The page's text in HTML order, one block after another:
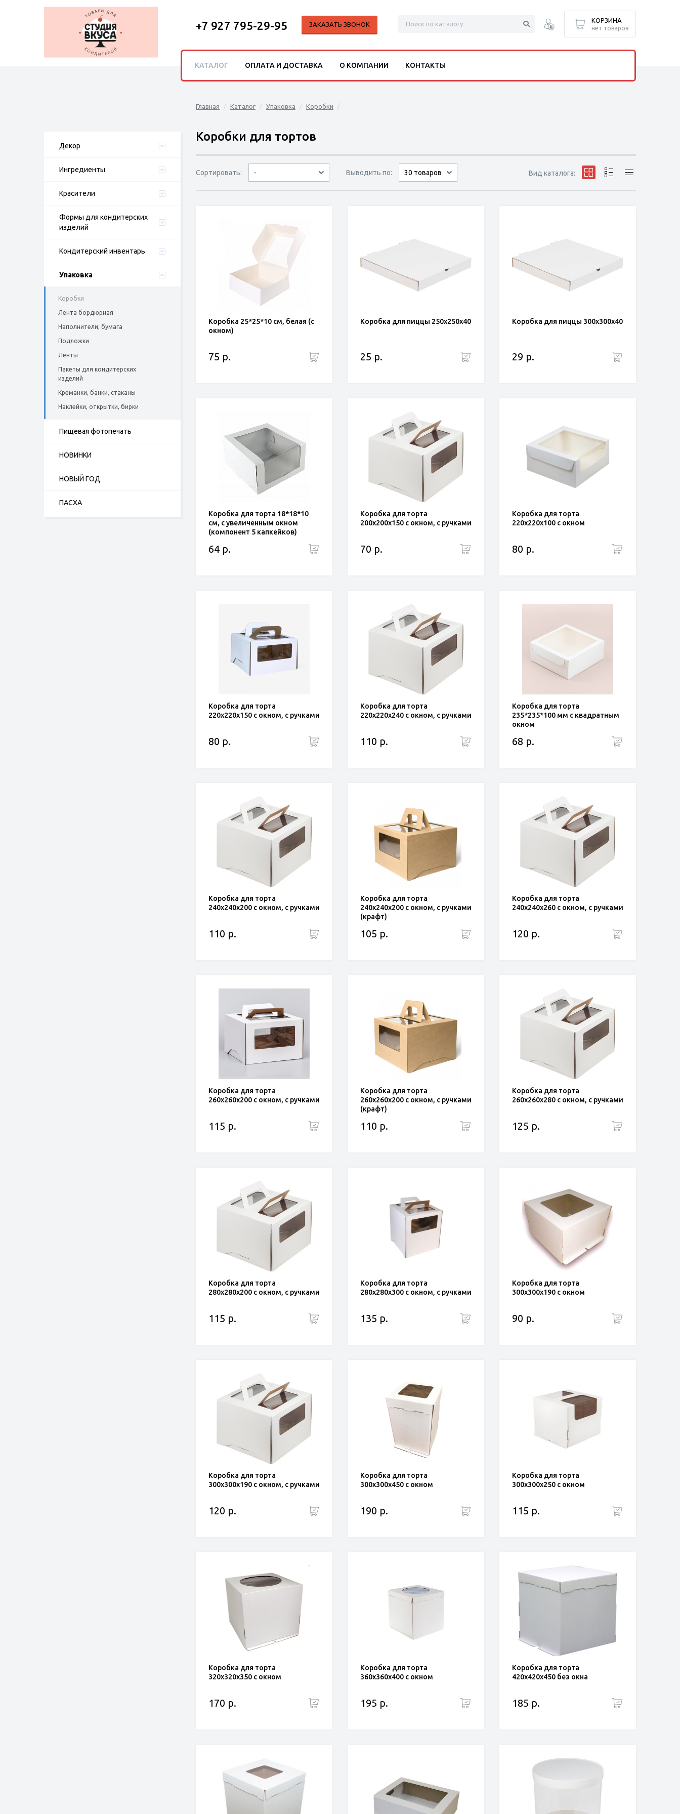
Декор
Ингредиенты
Красители
Формы для кондитерских
изделий
Кондитерский инвентарь
Упаковка
Коробки
Лента бордюрная
Наполнители, бумага
Подложки
Ленты
Пакеты для кондитерских
изделий
Креманки, банки, стаканы
Наклейки, открытки, бирки
Пищевая фотопечать
НОВИНКИ
НОВЫЙ ГОД
ПАСХА
Главная Каталог Упаковка Коробки
Коробки для тортов
Сортировать: -
по популярности
сначала дешёвые
сначала дорогие
Выводить по: 9 товаров
15 товаров
30 товаров Вид каталога:
Коробка 25*25*10 см, белая (с
окном)
75 р.
Коробка для пиццы 250x250x40
25 р.
Коробка для пиццы 300x300x40
29 р.
Коробка для торта 18*18*10
см, с увеличенным окном
(компонент 5 капкейков)
64 р.
Коробка для торта
200x200x150 с окном, с ручками
70 р.
Коробка для торта
220x220x100 с окном
80 р.
Коробка для торта
220x220x150 с окном, с ручками
80 р.
Коробка для торта
220x220x240 с окном, с ручками
110 р.
Коробка для торта
235*235*100 мм с квадратным
окном
68 р.
Коробка для торта
240x240x200 с окном, с ручками
110 р.
Коробка для торта
240x240x200 с окном, с ручками
(крафт)
105 р.
Коробка для торта
240x240x260 с окном, с ручками
120 р.
Коробка для торта
260x260x200 с окном, с ручками
115 р.
Коробка для торта
260x260x200 с окном, с ручками
(крафт)
110 р.
Коробка для торта
260x260x280 с окном, с ручками
125 р.
Коробка для торта
280x280x200 с окном, с ручками
115 р.
Коробка для торта
280x280x300 с окном, с ручками
135 р.
Коробка для торта
300x300x190 с окном
90 р.
Коробка для торта
300x300x190 с окном, с ручками
120 р.
Коробка для торта
300x300x450 с окном
190 р.
Коробка для торта
300х300х250 с окном
115 р.
Коробка для торта
320x320x350 с окном
170 р.
Коробка для торта
360x360x400 с окном
195 р.
Коробка для торта
420x420x450 без окна
185 р.
+7 927 795-29-95 ЗАКАЗАТЬ ЗВОНОК
КОРЗИНА
нет товаров
КАТАЛОГ ОПЛАТА И ДОСТАВКА О КОМПАНИИ КОНТАКТЫ